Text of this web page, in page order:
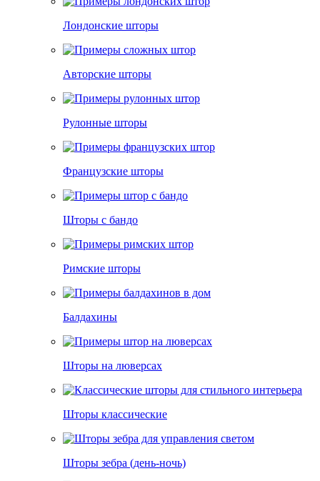
Лондонские шторы
Авторские шторы
Рулонные шторы
Французские шторы
Шторы с бандо
Римские шторы
Балдахины
Шторы на люверсах
Шторы классические
Шторы зебра (день-ночь)